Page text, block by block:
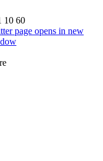
10 60
page opens in new